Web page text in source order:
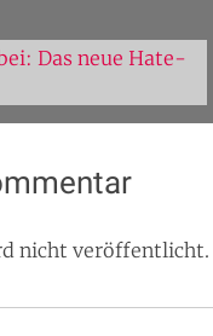
Das neue Hate-
nicht veröffentlicht.